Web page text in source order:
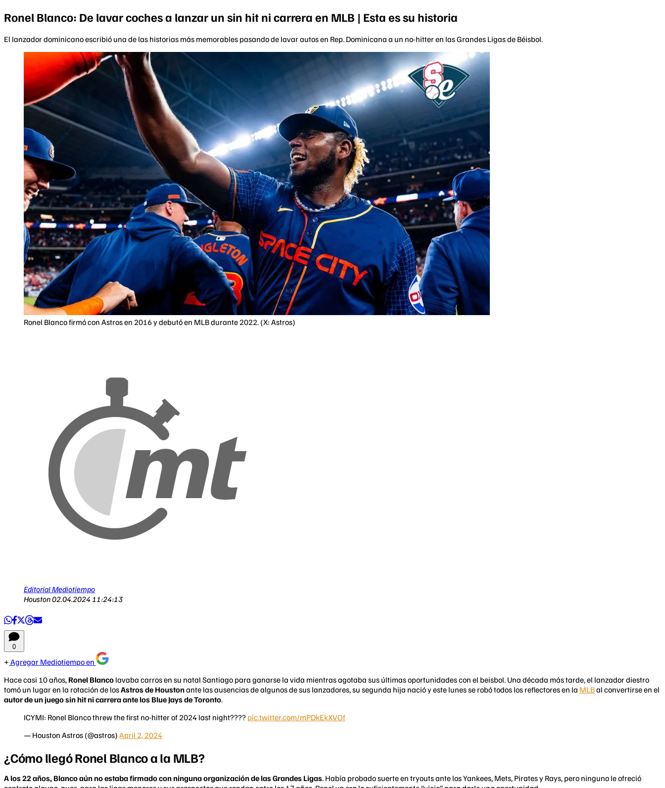
Ronel Blanco: De lavar coches a lanzar un sin hit ni carrera en MLB | Esta es su historia
El lanzador dominicano escribió una de las historias más memorables pasando de lavar autos en Rep. Dominicana a un no-hitter en las Grandes Ligas de Béisbol.
Ronel Blanco firmó con Astros en 2016 y debutó en MLB durante 2022. (X: Astros)
Editorial Mediotiempo
Houston02.04.2024 11:24:13
0
Agregar Mediotiempo en
Hace casi 10 años, Ronel Blanco lavaba carros en su natal Santiago para ganarse la vida mientras agotaba sus últimas oportunidades con el beisbol. Una década más tarde, el lanzador diestro
tomó un lugar en la rotación de losAstros de Houstonante las ausencias de algunos de sus lanzadores, su segunda hija nació y este lunes se robó todos los reflectores en la MLBal convertirse en el
autor de un juego sin hit ni carrera ante los Blue Jays de Toronto.
ICYMI: Ronel Blanco threw the first no-hitter of 2024 last night???? pic.twitter.com/mPDkEkXVOf
— Houston Astros (@astros) April 2, 2024
¿Cómo llegó Ronel Blanco a la MLB?
A los 22 años, Blanco aún no estaba firmado con ninguna organización de las Grandes Ligas. Había probado suerte en tryouts ante los Yankees, Mets, Pirates y Rays, pero ninguno le ofreció